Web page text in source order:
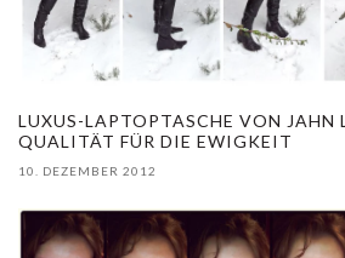
LUXUS-LAPTOPTASCHE VON JAHN
QUALITÄT FÜR DIE EWIGKEIT
10. DEZEMBER 2012